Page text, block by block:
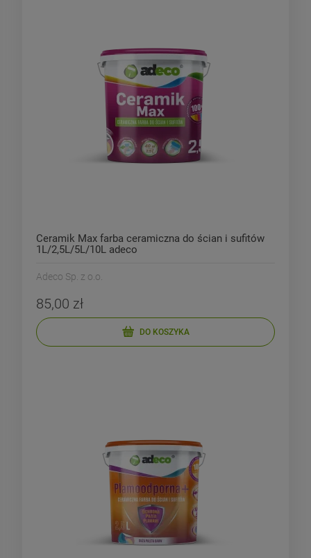
Ceramik Max farba ceramiczna do ścian i sufitów
1L/2,5L/5L/10L adeco
Adeco Sp. z o.o.
85,00 zł
DO KOSZYKA